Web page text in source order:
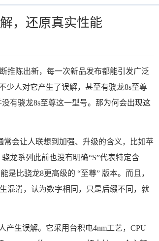
，还原真实性能
推陈出新，每一次新品发布都能引发广泛
少人对它产生了误解，甚至有骁龙8s至尊
有骁龙8s至尊这一型号。那为何会出现这
会让人联想到加强、升级的含义，比如苹
龙系列此前也没有明确“S”代表特定含
是比骁龙8更高级的 “至尊” 版本。而且，
混淆，认为数字相同，只是后缀不同，就
产生误解。它采用台积电4nm工艺，CPU